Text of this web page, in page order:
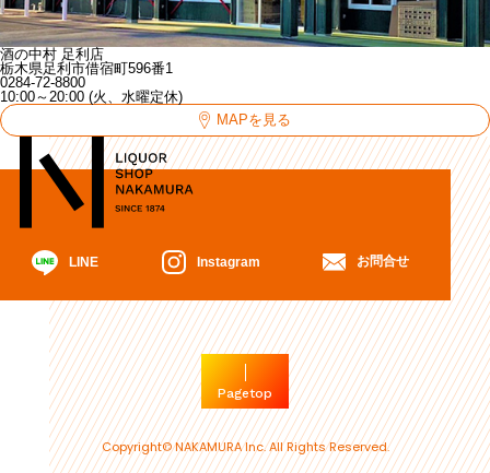
酒の中村 足利店
栃木県足利市借宿町596番1
0284-72-8800
10:00～20:00 (火、水曜定休)
MAPを見る
LINE Instagram お問合せ
Pagetop
Copyright© NAKAMURA Inc. All Rights Reserved.